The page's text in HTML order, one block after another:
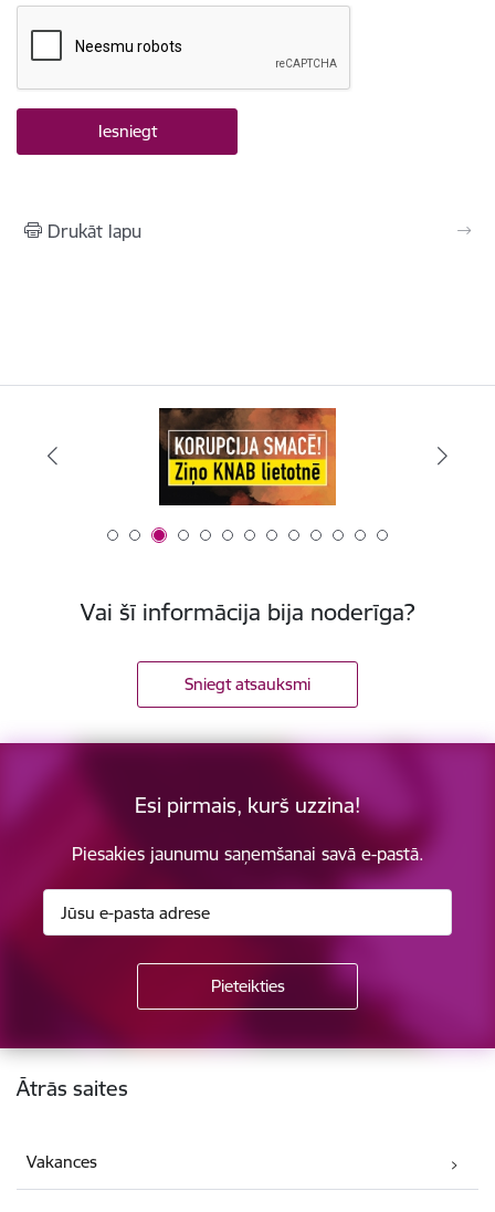
Drukāt lapu
Vai šī informācija bija noderīga?
Sniegt atsauksmi
Esi pirmais, kurš uzzina!
Piesakies jaunumu saņemšanai savā e-pastā.
Kājene
Ātrās saites
Vakances